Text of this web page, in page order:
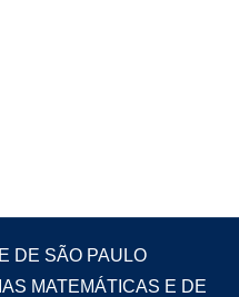
DE SÃO PAULO
MATEMÁTICAS E DE